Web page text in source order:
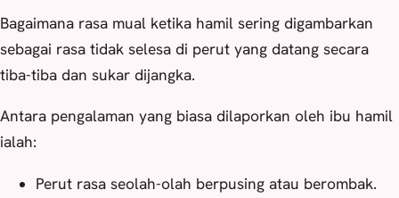
Bagaimana rasa mual ketika hamil sering digambarkan
sebagai rasa tidak selesa di perut yang datang secara
tiba-tiba dan sukar dijangka.
Antara pengalaman yang biasa dilaporkan oleh ibu hamil
ialah:
Perut rasa seolah-olah berpusing atau berombak.